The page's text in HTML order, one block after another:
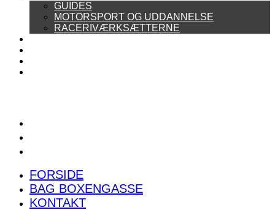
GUIDES
MOTORSPORT OG UDDANNELSE
RACERIVÆRKSÆTTERNE
FORSIDE
BAG BOXENGASSE
KONTAKT